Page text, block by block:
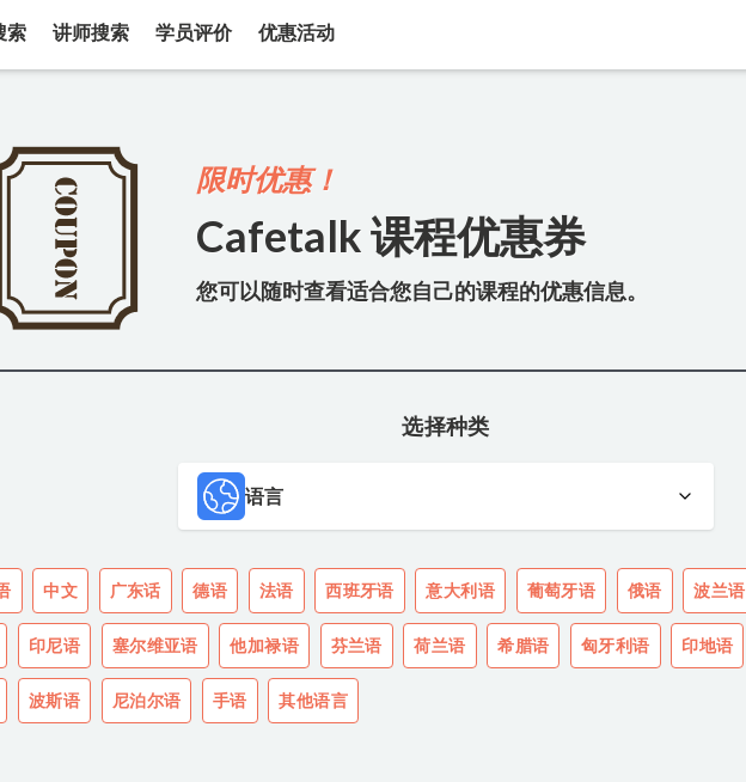
索 讲师搜索 学员评价 优惠活动
限时优惠！
Cafetalk 课程优惠券
您可以随时查看适合您自己的课程的优惠信息。
选择种类
语言
中文 广东话 德语 法语 西班牙语 意大利语 葡萄牙语 俄语 波兰语
印尼语 塞尔维亚语 他加禄语 芬兰语 荷兰语 希腊语 匈牙利语 印地语
波斯语 尼泊尔语 手语 其他语言